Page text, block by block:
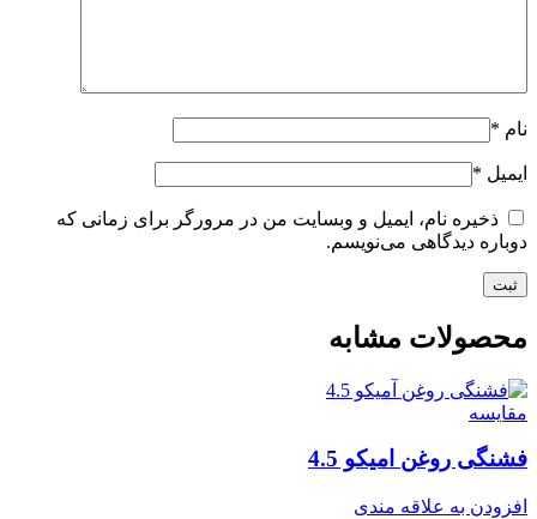
نام *
ایمیل *
ذخیره نام، ایمیل و وبسایت من در مرورگر برای زمانی که
دوباره دیدگاهی می‌نویسم.
محصولات مشابه
مقایسه
فشنگی روغن امیکو 4.5
افزودن به علاقه مندی